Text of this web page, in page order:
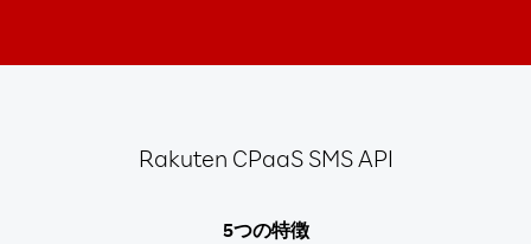
Rakuten CPaaS SMS API
5つの特徴